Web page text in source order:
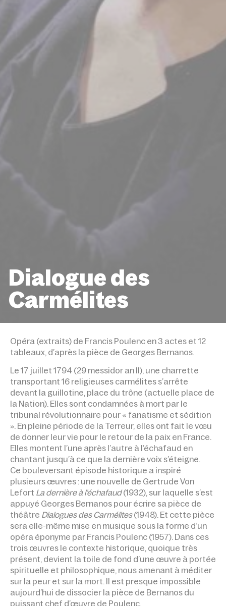
Dialogue des
Carmélites
Opéra (extraits) de Francis Poulenc en 3 actes et 12
tableaux, d’après la pièce de Georges Bernanos.
Le 17 juillet 1794 (29 messidor an II), une charrette
transportant 16 religieuses carmélites s’arrête
devant la guillotine, place du trône (actuelle place de
la Nation). Elles sont condamnées à mort par le
tribunal révolutionnaire pour « fanatisme et sédition
». En pleine période de la Terreur, elles ont fait le vœu
de donner leur vie pour le retour de la paix en France.
Elles montent l’une après l’autre à l’échafaud en
chantant jusqu’à ce que la dernière voix s’éteigne.
Ce bouleversant épisode historique a inspiré
plusieurs œuvres : une nouvelle de Gertrude Von
Lefort La dernière à l’échafaud(1932), sur laquelle s’est
appuyé Georges Bernanos pour écrire sa pièce de
théâtre Dialogues des Carmélites(1948). Et cette pièce
sera elle-même mise en musique sous la forme d’un
opéra éponyme par Francis Poulenc (1957). Dans ces
trois œuvres le contexte historique, quoique très
présent, devient la toile de fond d’une œuvre à portée
spirituelle et philosophique, nous amenant à méditer
sur la peur et sur la mort. Il est presque impossible
aujourd’hui de dissocier la pièce de Bernanos du
puissant chef d’œuvre de Poulenc.